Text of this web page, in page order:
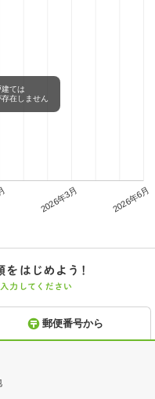
ては
在しません
2026年3月 2026年6月